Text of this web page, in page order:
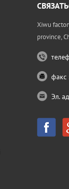
Xiwu
province,
факс
Эл.